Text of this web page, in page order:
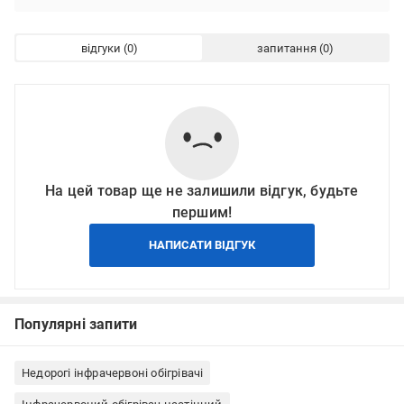
відгуки запитання
На цей товар ще не залишили відгук, будьте
першим!
НАПИСАТИ ВІДГУК
Популярні запити
Недорогі інфрачервоні обігрівачі